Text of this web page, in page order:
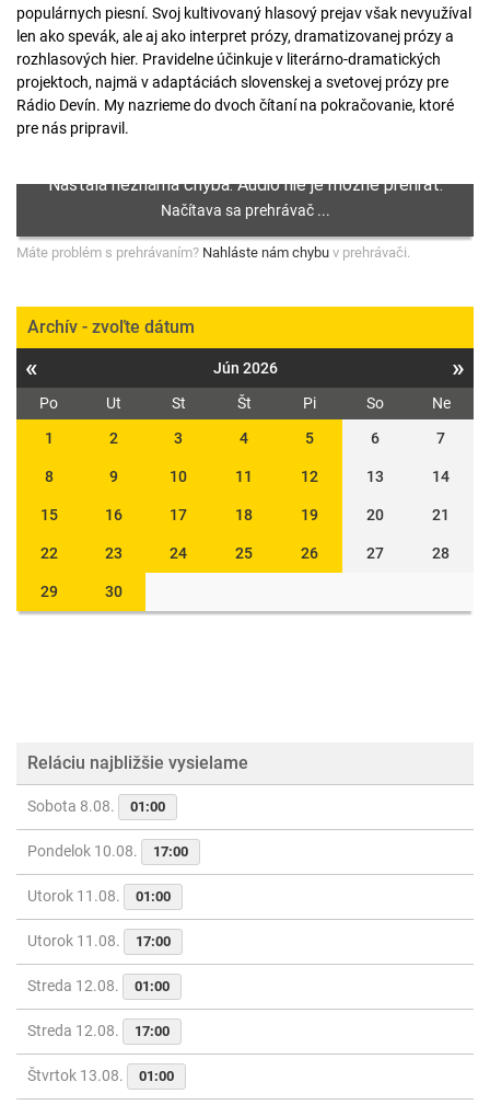
populárnych piesní. Svoj kultivovaný hlasový prejav však nevyužíval
len ako spevák, ale aj ako interpret prózy, dramatizovanej prózy a
rozhlasových hier. Pravidelne účinkuje v literárno-dramatických
projektoch, najmä v adaptáciách slovenskej a svetovej prózy pre
Rádio Devín. My nazrieme do dvoch čítaní na pokračovanie, ktoré
pre nás pripravil.
Máte problém s prehrávaním? Nahláste nám chybu v prehrávači.
Archív - zvoľte dátum
« Jún 2026 »
Po Ut St Št Pi So
Ne
1
2 3 4 5 6 7
8 9 10 11 12 13 14
15 16 17 18 19 20 21
22 23 24 25 26 27 28
29 30
Reláciu najbližšie vysielame
Sobota 8.08. 01:00
Pondelok 10.08. 17:00
Utorok 11.08. 01:00
Utorok 11.08. 17:00
Streda 12.08. 01:00
Streda 12.08. 17:00
Štvrtok 13.08. 01:00